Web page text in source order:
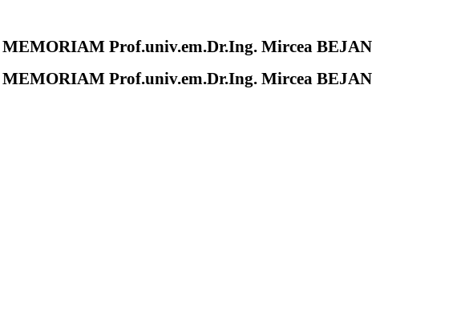
Prof.univ.em.Dr.Ing. Mircea BEJAN
Prof.univ.em.Dr.Ing. Mircea BEJAN